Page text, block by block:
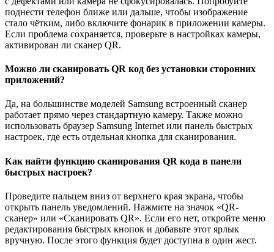
поднести телефон ближе или дальше, чтобы изображение
стало чётким, либо включите фонарик в приложении камеры.
Если проблема сохраняется, проверьте в настройках камеры,
активирован ли сканер QR.
Можно ли сканировать QR код без установки сторонних
приложений?
Да, на большинстве моделей Samsung встроенный сканер
работает прямо через стандартную камеру. Также можно
использовать браузер Samsung Internet или панель быстрых
настроек, где есть отдельная кнопка для сканирования.
Как найти функцию сканирования QR кода в панели
быстрых настроек?
Проведите пальцем вниз от верхнего края экрана, чтобы
открыть панель уведомлений. Нажмите на значок «QR-
сканер» или «Сканировать QR». Если его нет, откройте меню
редактирования быстрых кнопок и добавьте этот ярлык
вручную. После этого функция будет доступна в один жест.